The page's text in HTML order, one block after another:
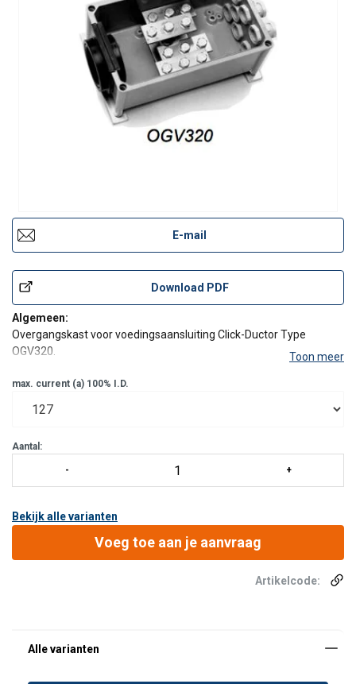
E-mail
Download PDF
Algemeen:
Overgangskast voor voedingsaansluiting Click-Ductor Type
OGV320.
Geleverd inclusief 2x5 bouten M10 voor aansluiting op
voor kabels Ø20 - Ø75 mm.
Toon meer
max. current (a) 100% I.D.
Aantal:
Bekijk alle varianten
Voeg toe aan je aanvraag
Artikelcode: